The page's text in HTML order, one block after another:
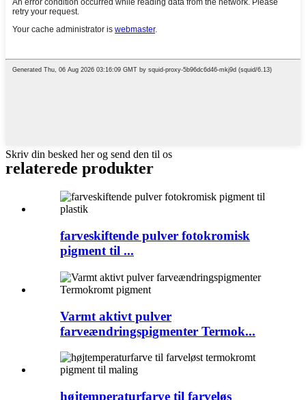
Skriv din besked her og send den til os
relaterede produkter
farveskiftende pulver fotokromisk
pigment til ...
Varmt aktivt pulver
farveændringspigmenter Termok...
højtemperaturfarve til farveløs